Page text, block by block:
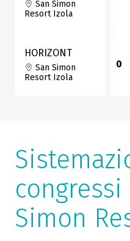
San Simon
Resort Izola
HORIZONT
San Simon
Resort Izola
0
congressi
Simon